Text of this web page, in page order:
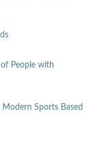
People with
Sports Based